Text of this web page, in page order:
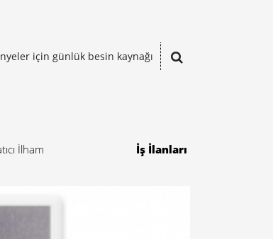
için günlük besin kaynağı
İlham İş İlanları